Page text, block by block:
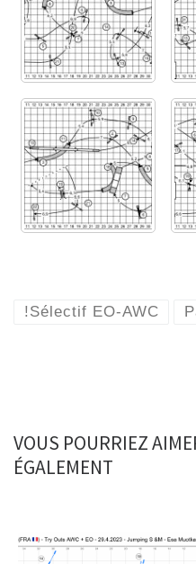
!Sélectif EO-AWC
VOUS POURRIEZ
ÉGALEMENT